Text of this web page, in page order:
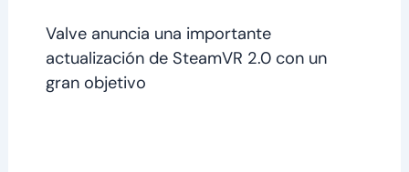
Valve anuncia una importante
actualización de SteamVR 2.0 con un
gran objetivo